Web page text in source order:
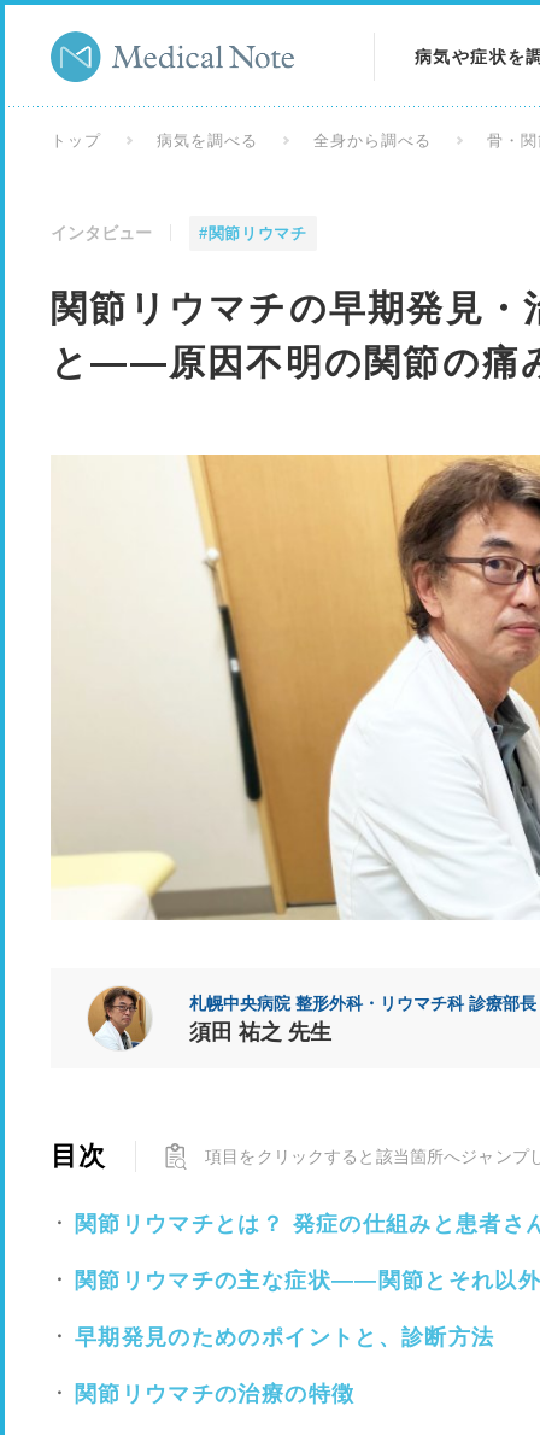
病気や症状を
トップ 病気を調べる 全身から調べる 骨・
インタビュー #関節リウマチ
関節リウマチの早期発見
と――原因不明の関節の痛
札幌中央病院 整形外科・リウマチ科 診療部長
須田 祐之 先生
目次 項目をクリックすると該当箇所へジャンプ
関節リウマチとは？ 発症の仕組みと患者さ
関節リウマチの主な症状――関節とそれ以
早期発見のためのポイントと、診断方法
関節リウマチの治療の特徴